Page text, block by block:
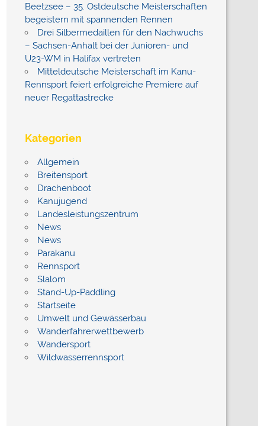
Beetzsee – 35. Ostdeutsche Meisterschaften
begeistern mit spannenden Rennen
Drei Silbermedaillen für den Nachwuchs
– Sachsen-Anhalt bei der Junioren- und
U23-WM in Halifax vertreten
Mitteldeutsche Meisterschaft im Kanu-
Rennsport feiert erfolgreiche Premiere auf
neuer Regattastrecke
Kategorien
Allgemein
Breitensport
Drachenboot
Kanujugend
Landesleistungszentrum
News
News
Parakanu
Rennsport
Slalom
Stand-Up-Paddling
Startseite
Umwelt und Gewässerbau
Wanderfahrerwettbewerb
Wandersport
Wildwasserrennsport